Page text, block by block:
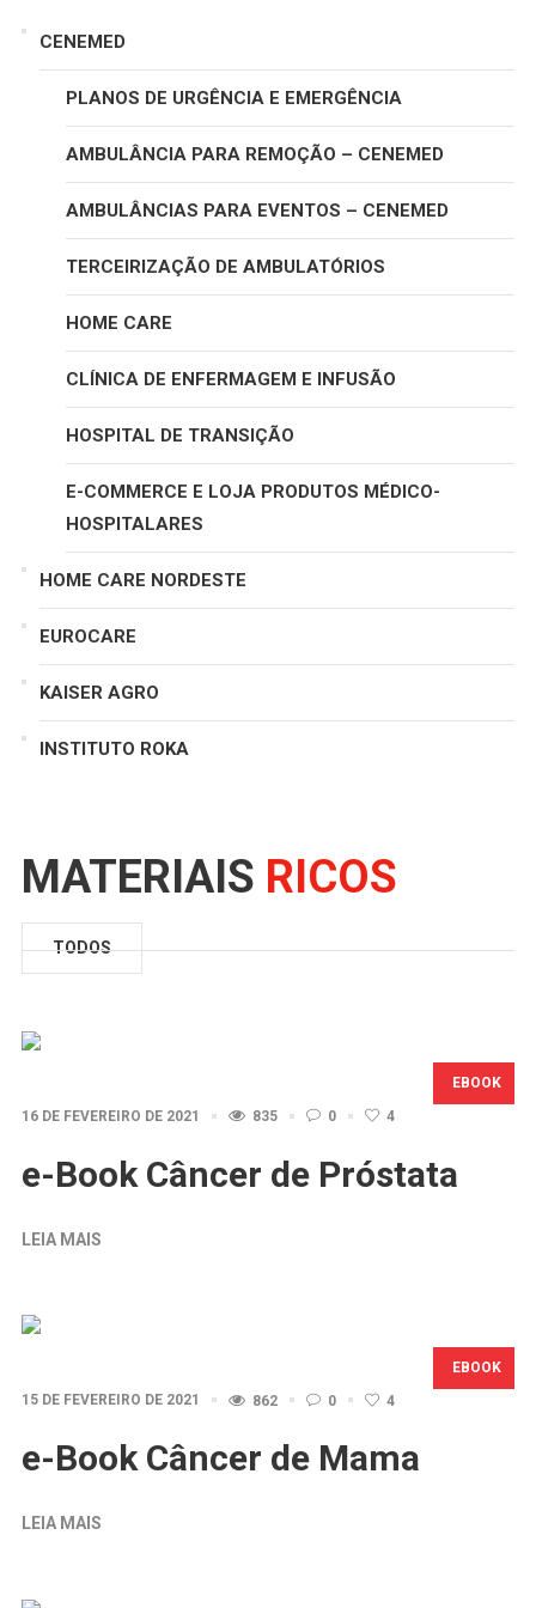
CENEMED
PLANOS DE URGÊNCIA E EMERGÊNCIA
AMBULÂNCIA PARA REMOÇÃO – CENEMED
AMBULÂNCIAS PARA EVENTOS – CENEMED
TERCEIRIZAÇÃO DE AMBULATÓRIOS
HOME CARE
CLÍNICA DE ENFERMAGEM E INFUSÃO
HOSPITAL DE TRANSIÇÃO
E-COMMERCE E LOJA PRODUTOS MÉDICO-
HOSPITALARES
HOME CARE NORDESTE
EUROCARE
KAISER AGRO
INSTITUTO ROKA
MATERIAIS RICOS
TODOS
EBOOK
16 DE FEVEREIRO DE 2021
835 0 4
e-Book Câncer de Próstata
LEIA MAIS
EBOOK
15 DE FEVEREIRO DE 2021
862 0 4
e-Book Câncer de Mama
LEIA MAIS